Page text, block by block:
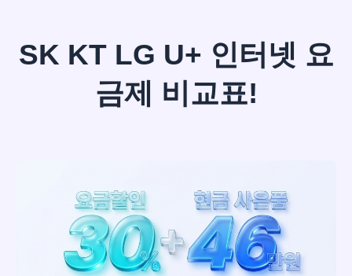
SK KT LG U+ 인터넷 요
금제 비교표!